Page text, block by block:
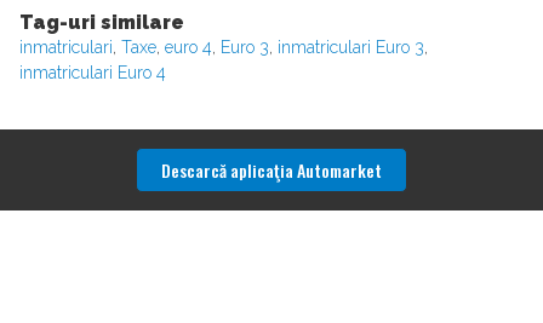
Tag-uri similare
inmatriculari, Taxe, euro 4, Euro 3, inmatriculari Euro 3,
inmatriculari Euro 4
Descarcă aplicaţia Automarket